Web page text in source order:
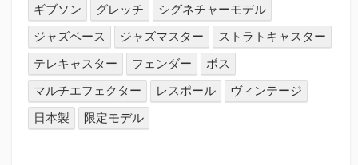
ギブソン
グレッチ
シグネチャーモデル
ジャズベース
ジャズマスター
ストラトキャスター
テレキャスター
フェンダー
ボス
マルチエフェクター
レスポール
ヴィンテージ
日本製
限定モデル